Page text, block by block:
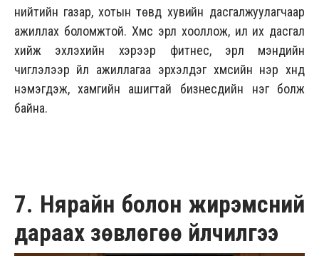
нийтийн газар, хотын төвд хувийн дасгалжуулагчаар
ажиллах боломжтой. Хүмүүс эрүүл хооллож, илүү их дасгал
хийж эхлэхийн хэрээр фитнес, эрүүл мэндийн
чиглэлээр үйл ажиллагаа эрхэлдэг хүмүүсийн нэр хүнд
нэмэгдэж, хамгийн ашигтай бизнесүүдийн нэг болж
байна.
7. Нярайн болон жирэмсний
дараах зөвлөгөө үйлчилгээ